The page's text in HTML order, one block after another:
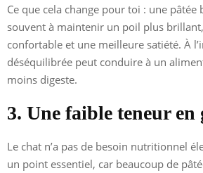
Ce que cela change pour toi : une
souvent à maintenir un poil plus
confortable et une meilleure satiété. À
déséquilibrée peut conduire à un
moins digeste.
3. Une faible teneur en
Le chat n’a pas de besoin nutritionnel
un point essentiel, car beaucoup de